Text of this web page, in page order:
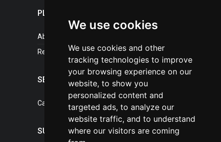
We use cookies
We use cookies and other
tracking technologies to improve
your browsing experience on our
website, to show you
personalized content and
targeted ads, to analyze our
website traffic, and to understand
where our visitors are coming
PLASTICPORTAL
About portal
References
SERVICES
Catalogue of our services
SUPPORT